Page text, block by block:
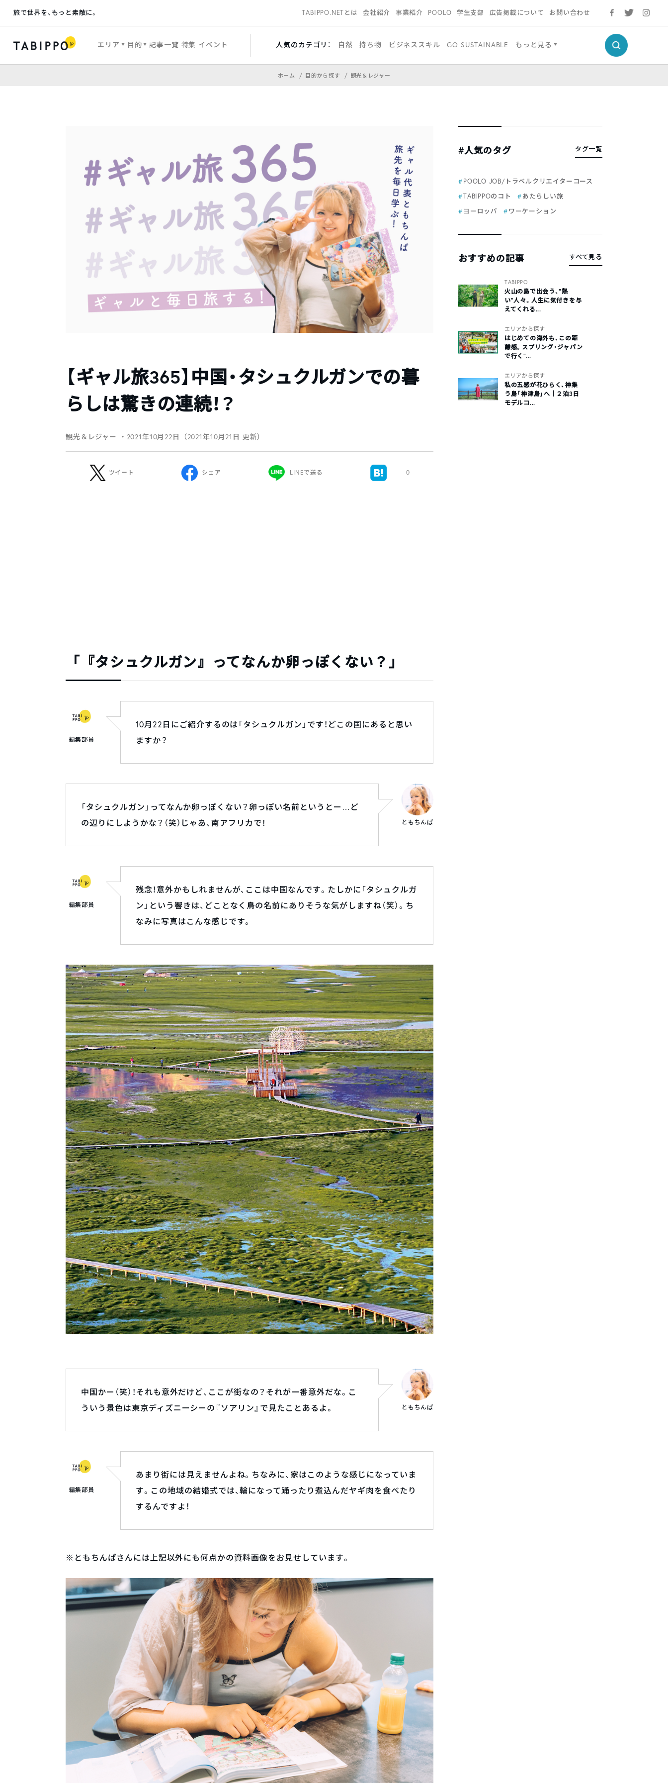
旅で世界を、もっと素敵に。 TABIPPO.NETとは 会社紹介 事業紹介 POOLO 学生支部 広告掲載について お問い合わせ
エリア 目的 記事一覧 特集 イベント 人気のカテゴリ： 自然 持ち物 ビジネススキル GO SUSTAINABLE もっと見る
ホーム 目的から探す 観光＆レジャー
【ギャル旅365】中国・タシュクルガンでの暮
らしは驚きの連続！？
観光＆レジャー ・2021年10月22日（2021年10月21日 更新）
ツイート シェア LINEで送る 0
「『タシュクルガン』ってなんか卵っぽくない？」
編集部員
10月22日にご紹介するのは「タシュクルガン」です！どこの国にあると思い
ますか？
「タシュクルガン」ってなんか卵っぽくない？卵っぽい名前というとー…ど
の辺りにしようかな？（笑）じゃあ、南アフリカで！
ともちんぱ
編集部員
残念！意外かもしれませんが、ここは中国なんです。たしかに「タシュクルガ
ン」という響きは、どことなく鳥の名前にありそうな気がしますね（笑）。ち
なみに写真はこんな感じです。
中国かー（笑）！それも意外だけど、ここが街なの？それが一番意外だな。こ
ういう景色は東京ディズニーシーの『ソアリン』で見たことあるよ。
ともちんぱ
編集部員
あまり街には見えませんよね。ちなみに、家はこのような感じになっていま
す。この地域の結婚式では、輪になって踊ったり煮込んだヤギ肉を食べたり
するんですよ！
※ともちんぱさんには上記以外にも何点かの資料画像をお見せしています。
#人気のタグ タグ一覧
POOLO JOB/トラベルクリエイターコース
TABIPPOのコト
あたらしい旅
ヨーロッパ
ワーケーション
おすすめの記事 すべて見る
TABIPPO
火山の島で出会う、“熱
い“人々。人生に気付きを与
えてくれる...
エリアから探す
はじめての海外も、この距
離感。スプリング・ジャパン
で行く“...
エリアから探す
私の五感が花ひらく、神集
う島「神津島」へ｜２泊3日
モデルコ...